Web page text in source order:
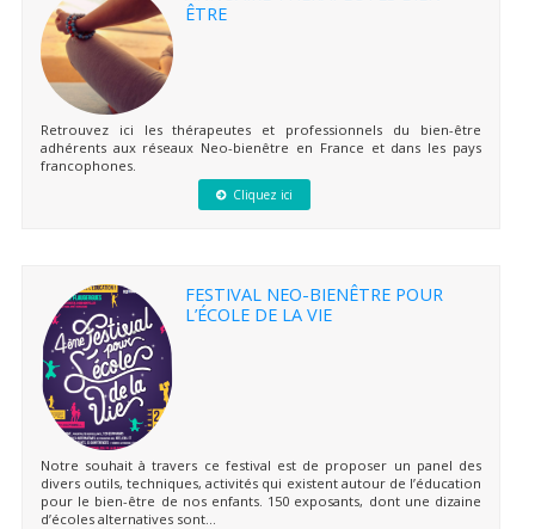
ÊTRE
Retrouvez ici les thérapeutes et professionnels du bien-être
adhérents aux réseaux Neo-bienêtre en France et dans les pays
francophones.
Cliquez ici
FESTIVAL NEO-BIENÊTRE POUR
L’ÉCOLE DE LA VIE
Notre souhait à travers ce festival est de proposer un panel des
divers outils, techniques, activités qui existent autour de l’éducation
pour le bien-être de nos enfants. 150 exposants, dont une dizaine
d’écoles alternatives sont...